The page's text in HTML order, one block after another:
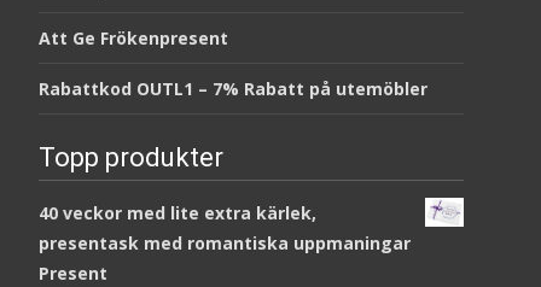
Att Ge Frökenpresent
Rabattkod OUTL1 – 7% Rabatt på utemöbler
Topp produkter
40 veckor med lite extra kärlek,
presentask med romantiska uppmaningar
Present